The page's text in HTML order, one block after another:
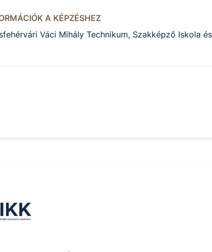
A KÉPZÉSHEZ
Váci Mihály Technikum, Szakképző Iskola